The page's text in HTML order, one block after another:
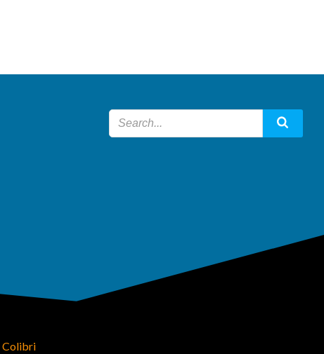
Colibri